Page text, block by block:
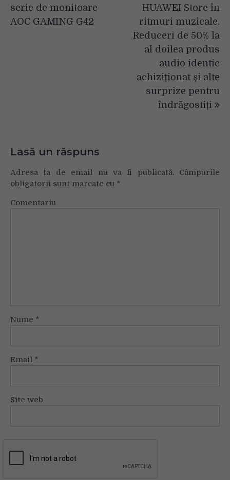
serie de monitoare
AOC GAMING G42
HUAWEI Store în
ritmuri muzicale.
Reduceri de 50% la
al doilea produs
audio identic
achiziționat și alte
surprize pentru
îndrăgostiți
Lasă un răspuns
Adresa ta de email nu va fi publicată.Câmpurile
obligatorii sunt marcate cu *
Comentariu
Nume *
Email *
Site web